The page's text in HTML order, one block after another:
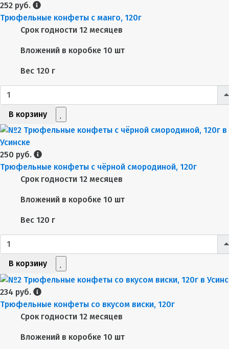
252 руб.
Трюфельные конфеты с манго, 120г
Срок годности 12 месяцев
Вложений в коробке 10 шт
Вес 120 г
В корзину
250 руб.
Трюфельные конфеты с чёрной смородиной, 120г
Срок годности 12 месяцев
Вложений в коробке 10 шт
Вес 120 г
В корзину
234 руб.
Трюфельные конфеты со вкусом виски, 120г
Срок годности 12 месяцев
Вложений в коробке 10 шт